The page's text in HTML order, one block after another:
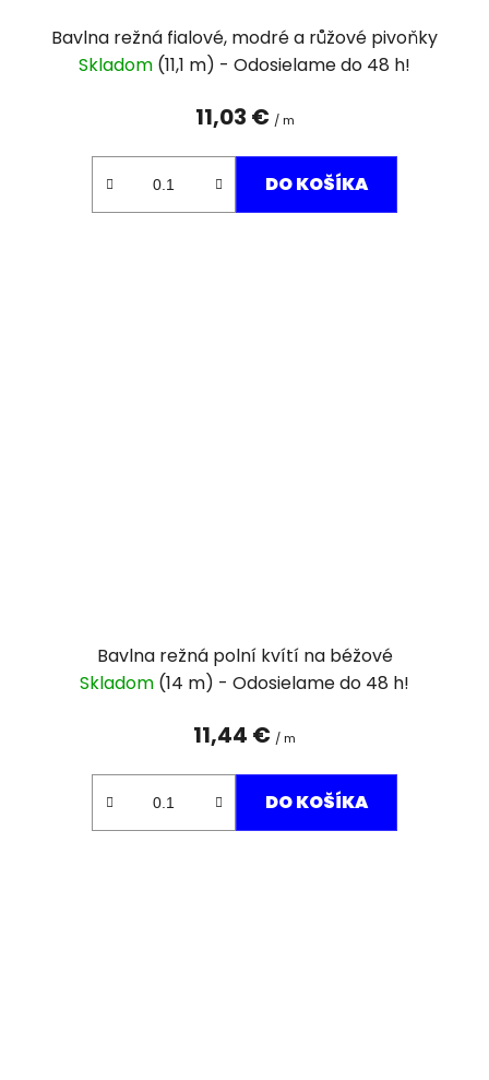
Bavlna režná fialové, modré a růžové pivoňky
Skladom (11,1 m)
11,03 € / m
DO KOŠÍKA
Bavlna režná polní kvítí na béžové
Skladom (14 m)
11,44 € / m
DO KOŠÍKA